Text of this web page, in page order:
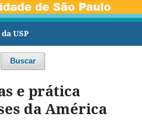
USP
Buscar
e prática
da América